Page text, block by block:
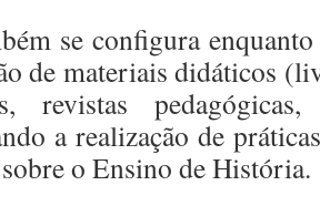
se configura
de materiais didáticos
revistas
a realização de
o Ensino de História.